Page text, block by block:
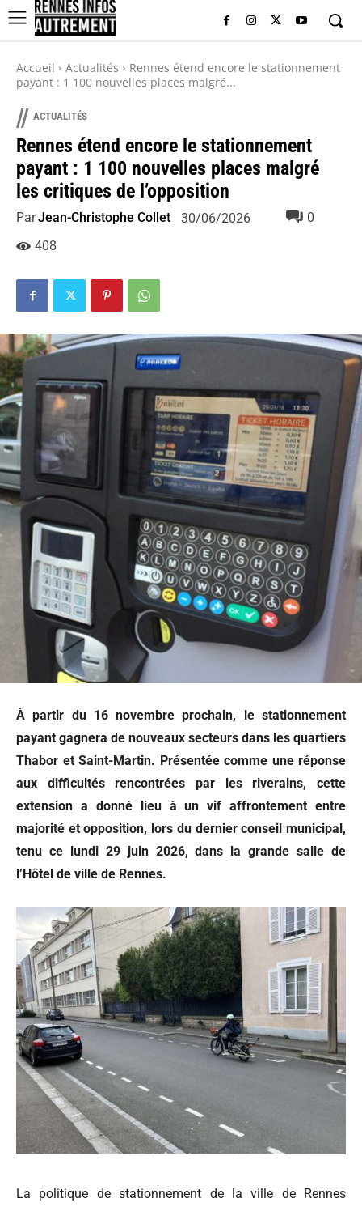
Accueil Actualités
Rennes étend encore le stationnement
payant : 1 100 nouvelles places malgré...
// ACTUALITÉS
Rennes étend encore le stationnement
payant : 1 100 nouvelles places malgré
les critiques de l’opposition
ParJean-Christophe Collet 30/06/2026
0
408
À partir du 16 novembre prochain, le stationnement
payant gagnera de nouveaux secteurs dans les quartiers
Thabor et Saint-Martin. Présentée comme une réponse
aux difficultés rencontrées par les riverains, cette
extension a donné lieu à un vif affrontement entre
majorité et opposition, lors du dernier conseil municipal,
tenu ce lundi 29 juin 2026, dans la grande salle de
l’Hôtel de ville de Rennes.
La politique de stationnement de la ville de Rennes